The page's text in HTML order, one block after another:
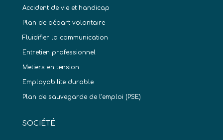
Accident de vie et handicap
Plan de départ volontaire
Fluidifier la communication
Entretien professionnel
Metiers en tension
Employabilite durable
Plan de sauvegarde de l’emploi (PSE)
SOCIÉTÉ